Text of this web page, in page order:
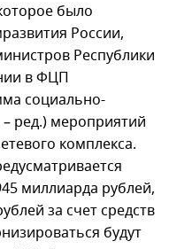
было
России,
Республики
в ФЦП
социально-
ред.) мероприятий
комплекса.
миллиарда рублей,
за счет средств
будут